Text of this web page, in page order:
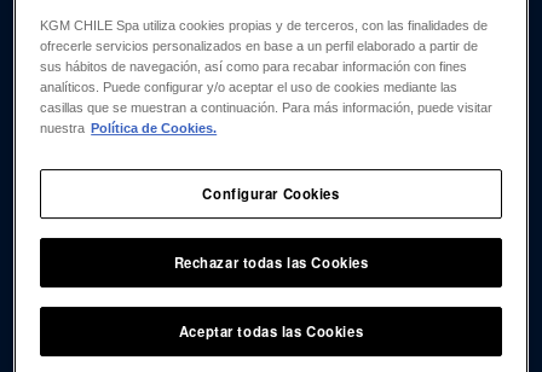
Astara Retail
Av. Cardenal José María Caro #2635, Conchalí, Santiago
Astara Retail
Av. Pdte Jorge Alessandri #20150, San Bernardo, Santiago
Av. San Juan #216, Machalí
Astara Retail
Av. José Alcalde Délano 10501, Lo Barnechea
Automotriz Cumsille
Av. Bernardo O'Higgins #776, San Fernando
KGM CHILE Spa utiliza cookies propias y de terceros, con las finalidades de
ofrecerle servicios personalizados en base a un perfil elaborado a partir de
sus hábitos de navegación, así como para recabar información con fines
analíticos. Puede configurar y/o aceptar el uso de cookies mediante las
casillas que se muestran a continuación. Para más información, puede visitar
nuestra Política de Cookies.
Configurar Cookies
Rechazar todas las Cookies
Aceptar todas las Cookies